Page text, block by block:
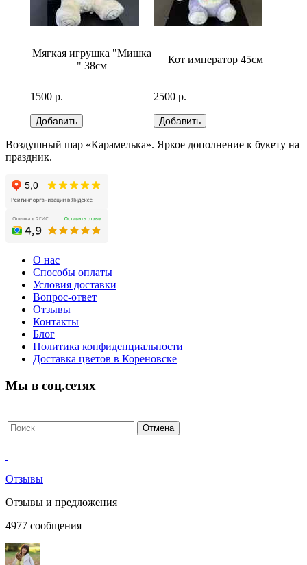
Мягкая игрушка "Мишка
" 38см
1500 р.
Кот император 45см
2500 р.
Воздушный шар «Карамелька». Яркое дополнение к букету на
праздник.
О нас
Способы оплаты
Условия доставки
Вопрос-ответ
Отзывы
Контакты
Блог
Политика конфиденциальности
Доставка цветов в Кореновске
Мы в соц.сетях
Отзывы
Отзывы и предложения
4977 сообщения